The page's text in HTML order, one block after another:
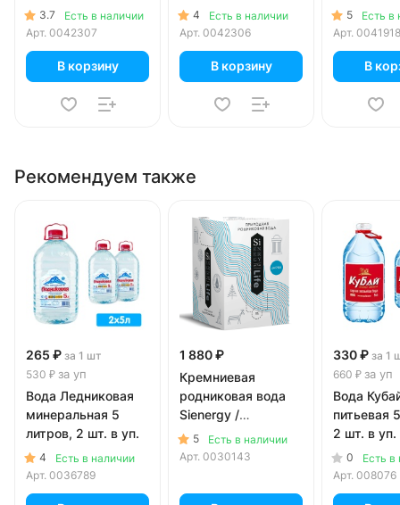
USB для 5-19л
бутылей, черная (в
3.7
Есть в наличии
Арт. 0042307
В корзину
USB для 5-19л
бутылей, белая (в
4
Есть в наличии
Арт. 0042306
В корзину
коробке)
5
Есть в
Арт. 0041918
В
Рекомендуем также
265 ₽ за 1 шт
530 ₽ за уп
Вода Ледниковая
минеральная 5
литров, 2 шт. в уп.
4
Есть в наличии
Арт. 0036789
1 880 ₽
Кремниевая
родниковая вода
Sienergy /
Сиэнержи с
краником 10
5
Есть в наличии
Арт. 0030143
330 ₽ за 1
660 ₽ за уп
Вода
питьевая 5 литров,
2 шт. в уп.
0
Есть в
Арт. 008076